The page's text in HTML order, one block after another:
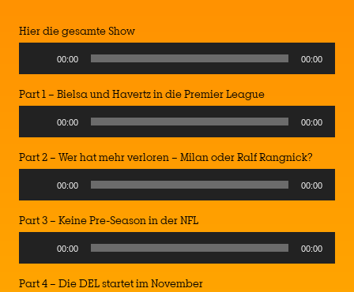
Hier die gesamte Show
Player
00:00 00:00
Part 1 – Bielsa und Havertz in die Premier League
Player
00:00 00:00
Part 2 – Wer hat mehr verloren – Milan oder Ralf Rangnick?
Player
00:00 00:00
Part 3 – Keine Pre-Season in der NFL
Player
00:00 00:00
Part 4 – Die DEL startet im November